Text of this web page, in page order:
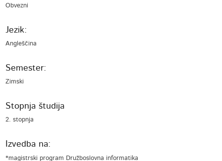
Obvezni
Jezik:
Angleščina
Semester:
Zimski
Stopnja študija
2. stopnja
Izvedba na:
*magistrski program Družboslovna informatika